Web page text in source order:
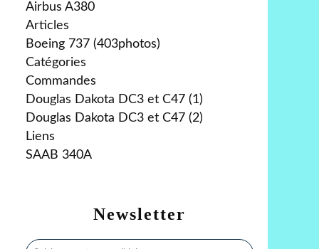
Newsletter
Airbus A380
Articles
Boeing 737 (403photos)
Catégories
Commandes
Douglas Dakota DC3 et C47 (1)
Douglas Dakota DC3 et C47 (2)
Liens
SAAB 340A